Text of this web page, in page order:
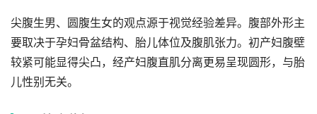
尖腹生男、圆腹生女的观点源于视觉经验差异。腹部外形主
要取决于孕妇骨盆结构、胎儿体位及腹肌张力。初产妇腹壁
较紧可能显得尖凸，经产妇腹直肌分离更易呈现圆形，与胎
儿性别无关。